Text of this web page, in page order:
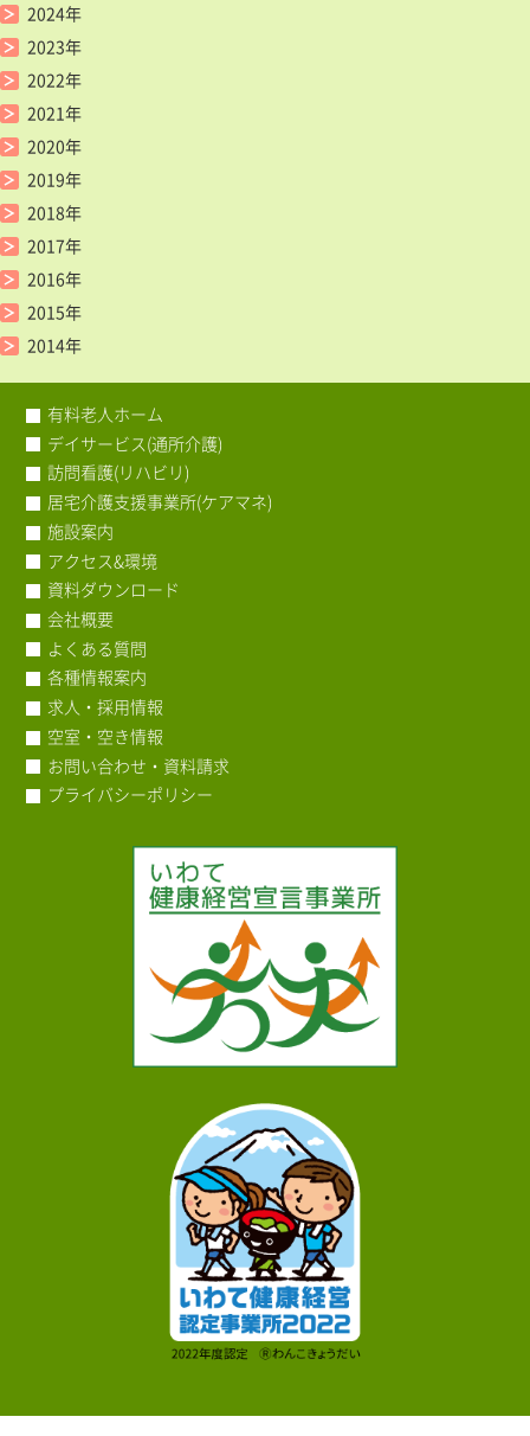
2024年
2023年
2022年
2021年
2020年
2019年
2018年
2017年
2016年
2015年
2014年
有料老人ホーム
デイサービス(通所介護)
訪問看護(リハビリ)
居宅介護支援事業所(ケアマネ)
施設案内
アクセス&環境
資料ダウンロード
会社概要
よくある質問
各種情報案内
求人・採用情報
空室・空き情報
お問い合わせ・資料請求
プライバシーポリシー